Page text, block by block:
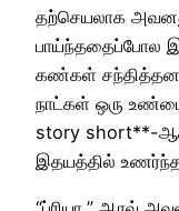
தற்செயலாக
பாய்ந்ததைப்போல
கண்கள் சந்தித்தன.
நாட்கள் ஒரு
story short**-
இதயத்தில்